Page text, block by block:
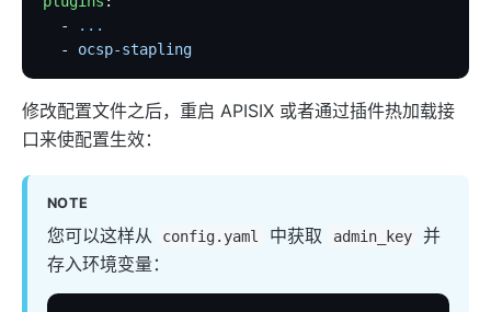
ext-plugin-pre-req
ext-plugin-post-resp
Transformation
response-rewrite
  -
...
  -
ocsp-stapling
修改配置文件之后，重启 APISIX 或者通过插件热加载接
口来使配置生效：
NOTE
您可以这样从 config.yaml 中获取 admin_key
并
存入环境变量：